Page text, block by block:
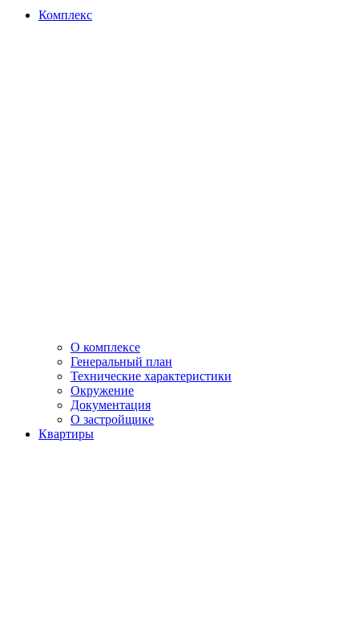
Комплекс
О комплексе
Генеральный план
Технические характеристики
Окружение
Документация
О застройщике
Квартиры